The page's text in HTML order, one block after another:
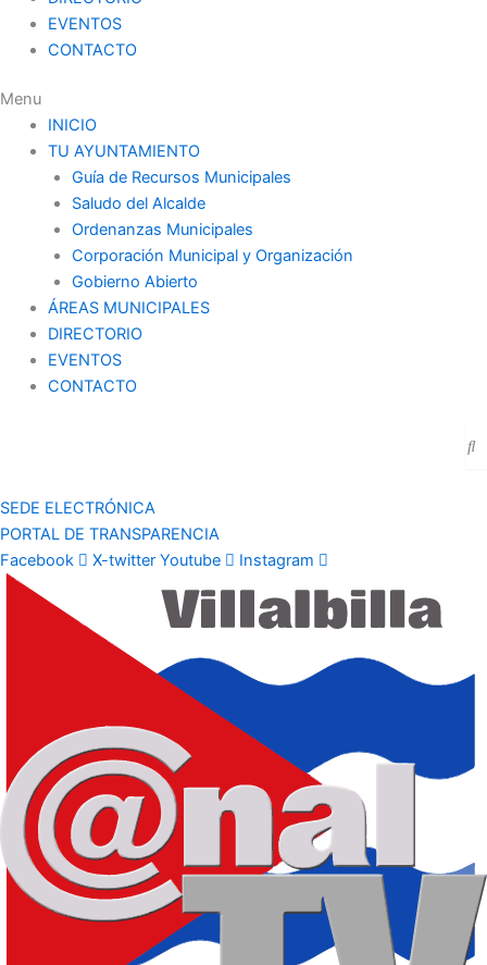
EVENTOS
CONTACTO
Menu
INICIO
TU AYUNTAMIENTO
Guía de Recursos Municipales
Saludo del Alcalde
Ordenanzas Municipales
Corporación Municipal y Organización
Gobierno Abierto
ÁREAS MUNICIPALES
DIRECTORIO
EVENTOS
CONTACTO
SEDE ELECTRÓNICA
PORTAL DE TRANSPARENCIA
Facebook
X-twitter Youtube Instagram